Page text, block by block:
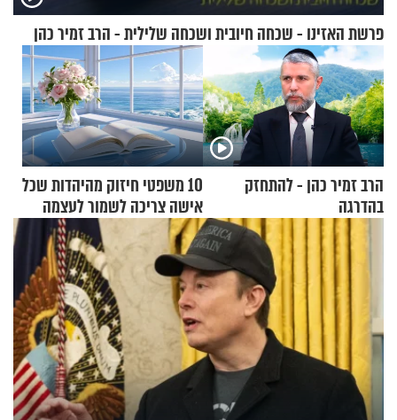
פרשת האזינו - שכחה חיובית ושכחה שלילית - הרב זמיר כהן
הרב זמיר כהן - להתחזק
בהדרגה
10 משפטי חיזוק מהיהדות שכל
אישה צריכה לשמור לעצמה